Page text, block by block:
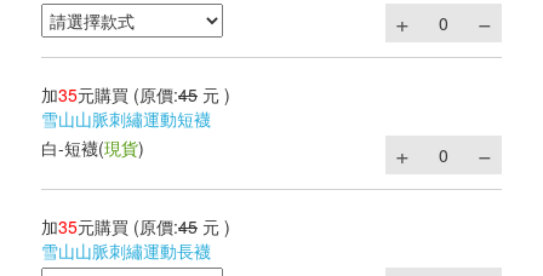
加35元購買 (原價:45 元 )
雪山山脈刺繡運動短襪
白-短襪(現貨)
加35元購買 (原價:45 元 )
雪山山脈刺繡運動長襪